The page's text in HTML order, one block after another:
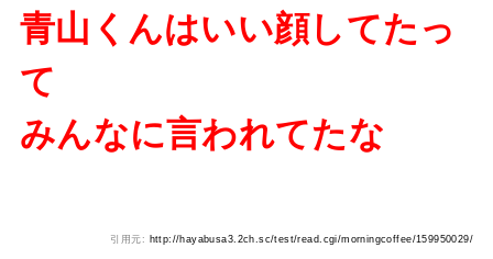
青山くんはいい顔してたっ
て
みんなに言われてたな
引用元: http://hayabusa3.2ch.sc/test/read.cgi/morningcoffee/159950029/